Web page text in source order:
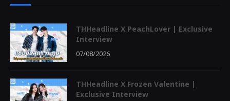
THHeadline X PeachLover | Exclusive
Interview
07/08/2026
THHeadline X Frozen Valentine |
Exclusive Interview